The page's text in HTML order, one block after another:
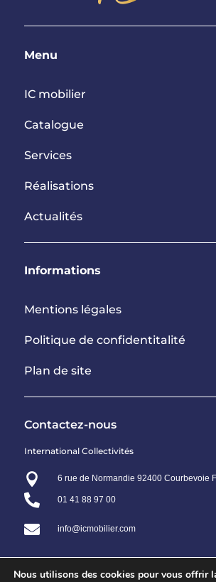
Menu
IC mobilier
Catalogue
Services
Réalisations
Actualités
Informations
Mentions légales
Politique de confidentitalité
Plan de site
Contactez-nous
International Collectivités
 6 rue de Normandie 92400 Courbevoie
 01 41 88 97 00
 info@icmobilier.com
Nous utilisons des cookies pour vous offrir